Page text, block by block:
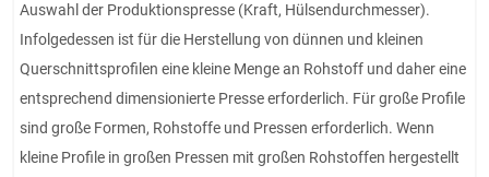
Auswahl der Produktionspresse (Kraft, Hülsendurchmesser).
Infolgedessen ist für die Herstellung von dünnen und kleinen
Querschnittsprofilen eine kleine Menge an Rohstoff und daher eine
entsprechend dimensionierte Presse erforderlich. Für große Profile
sind große Formen, Rohstoffe und Pressen erforderlich. Wenn
kleine Profile in großen Pressen mit großen Rohstoffen hergestellt